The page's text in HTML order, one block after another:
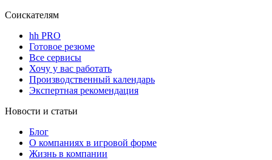
Соискателям
hh PRO
Готовое резюме
Все сервисы
Хочу у вас работать
Производственный календарь
Экспертная рекомендация
Новости и статьи
Блог
О компаниях в игровой форме
Жизнь в компании